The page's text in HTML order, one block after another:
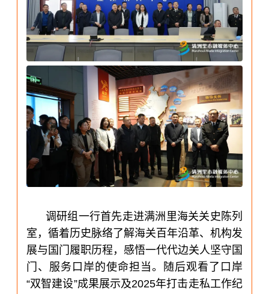
调研组一行首先走进满洲里海关关史陈列
室，循着历史脉络了解海关百年沿革、机构发
展与国门履职历程，感悟一代代边关人坚守国
门、服务口岸的使命担当。随后观看了口岸
“双智建设”成果展示及2025年打击走私工作纪